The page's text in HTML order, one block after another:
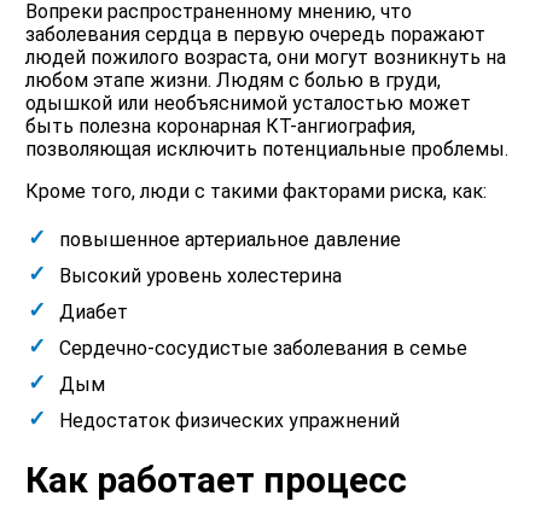
Вопреки распространенному мнению, что
заболевания сердца в первую очередь поражают
людей пожилого возраста, они могут возникнуть на
любом этапе жизни. Людям с болью в груди,
одышкой или необъяснимой усталостью может
быть полезна коронарная КТ-ангиография,
позволяющая исключить потенциальные проблемы.
Кроме того, люди с такими факторами риска, как:
повышенное артериальное давление
Высокий уровень холестерина
Диабет
Сердечно-сосудистые заболевания в семье
Дым
Недостаток физических упражнений
Как работает процесс